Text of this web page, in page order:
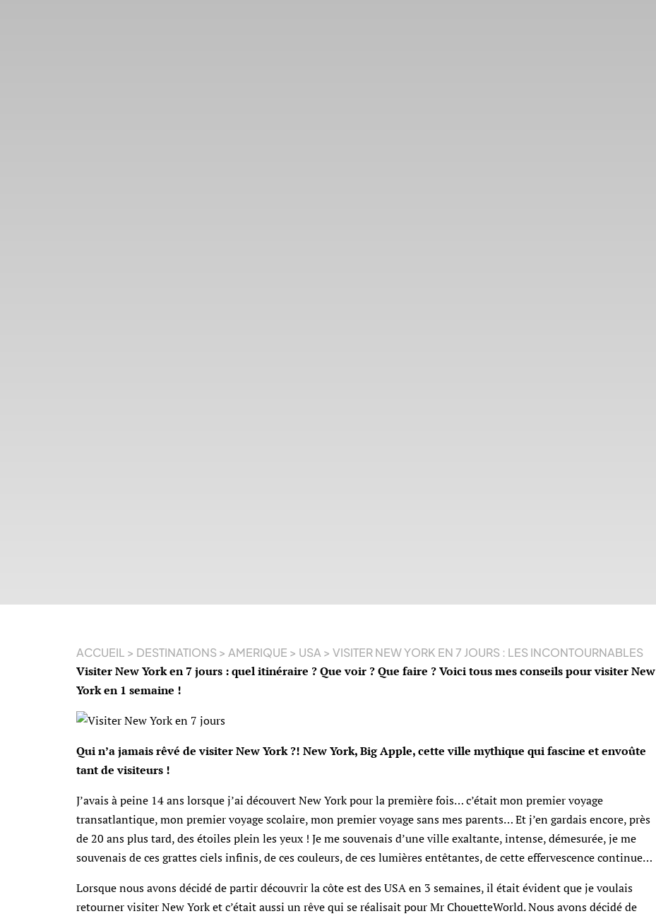
ACCUEIL > DESTINATIONS> AMERIQUE > USA > VISITER NEW YORK EN 7 JOURS : LES INCONTOURNABLES
Visiter New York en 7 jours : quel itinéraire ? Que voir ? Que faire ? Voici tous mes conseils pour visiter New
York en 1 semaine !
Qui n’a jamais rêvé de visiter New York ?! New York, Big Apple, cette ville mythique qui fascine et envoûte
tant de visiteurs !
J’avais à peine 14 ans lorsque j’ai découvert New York pour la première fois… c’était mon premier voyage
transatlantique, mon premier voyage scolaire, mon premier voyage sans mes parents… Et j’en gardais encore, près
de 20 ans plus tard, des étoiles plein les yeux ! Je me souvenais d’une ville exaltante, intense, démesurée, je me
souvenais de ces grattes ciels infinis, de ces couleurs, de ces lumières entêtantes, de cette effervescence continue…
Lorsque nous avons décidé de partir découvrir la côte est des USA en 3 semaines, il était évident que je voulais
retourner visiter New York et c’était aussi un rêve qui se réalisait pour Mr ChouetteWorld. Nous avons décidé de